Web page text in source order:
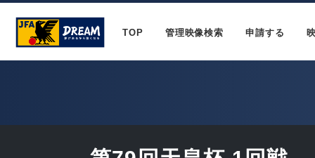
TOP 管理映像検索 申請する